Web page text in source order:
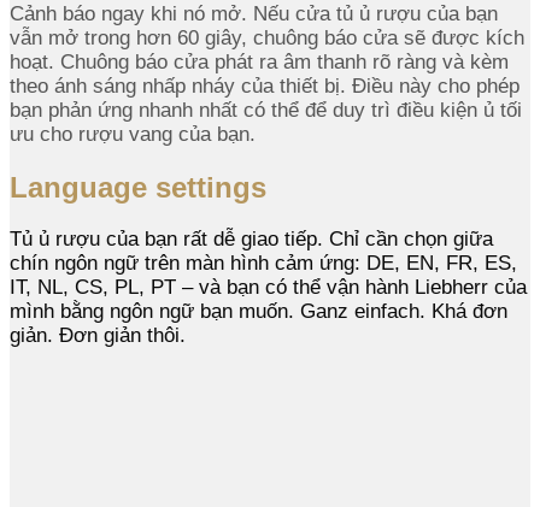
Cảnh báo ngay khi nó mở. Nếu cửa tủ ủ rượu của bạn
vẫn mở trong hơn 60 giây, chuông báo cửa sẽ được kích
hoạt. Chuông báo cửa phát ra âm thanh rõ ràng và kèm
theo ánh sáng nhấp nháy của thiết bị. Điều này cho phép
bạn phản ứng nhanh nhất có thể để duy trì điều kiện ủ tối
ưu cho rượu vang của bạn.
Language settings
Tủ ủ rượu của bạn rất dễ giao tiếp. Chỉ cần chọn giữa
chín ngôn ngữ trên màn hình cảm ứng: DE, EN, FR, ES,
IT, NL, CS, PL, PT – và bạn có thể vận hành Liebherr của
mình bằng ngôn ngữ bạn muốn. Ganz einfach. Khá đơn
giản. Đơn giản thôi.